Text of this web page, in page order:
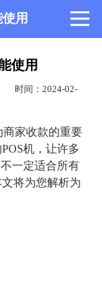
用
使用
时间：2024-02-
商家收款的重要
机，让许多
一定适合所有
将为您解析为